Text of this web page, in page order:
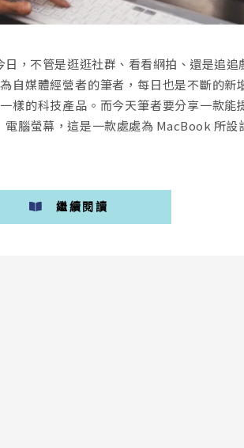
，不管是逛逛社群、看看網拍、還是追
自媒體經營者的筆者，每日也是不斷的新
樣的科技產品。而今天筆者要分享一款能
腦螢幕，這是一款處處為 MacBook 所設
繼續閱讀